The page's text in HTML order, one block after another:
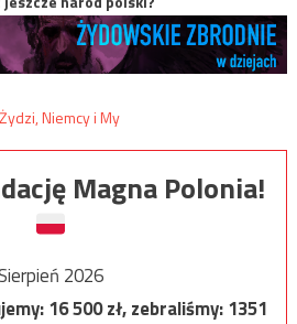
Magna Polonia!
2026
16 500zł, zebraliśmy:1351